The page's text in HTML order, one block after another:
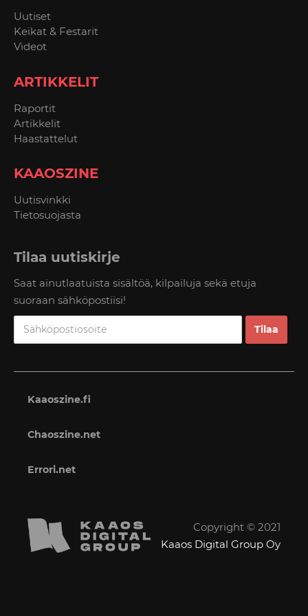
Uutiset
Keikat & Festarit
Videot
ARTIKKELIT
Raportit
Artikkelit
Haastattelut
KAAOSZINE
Uutisvinkki
Tietosuojasta
Tilaa uutiskirje
Saat ainutlaatuista sisältöä, kilpailuja sekä etuja
suoraan sähköpostiisi!
Kaaoszine.fi
Chaoszine.net
Errori.net
Copyright © 2021
Kaaos Digital Group Oy